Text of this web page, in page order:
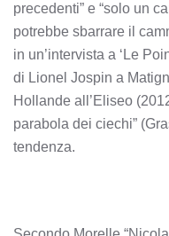
precedenti” e “solo un
potrebbe sbarrare il
in un’intervista a ‘Le
di Lionel Jospin a
Hollande all’Eliseo
parabola dei ciechi”
tendenza.